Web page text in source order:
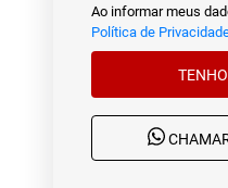
Ao informar meus
Política de